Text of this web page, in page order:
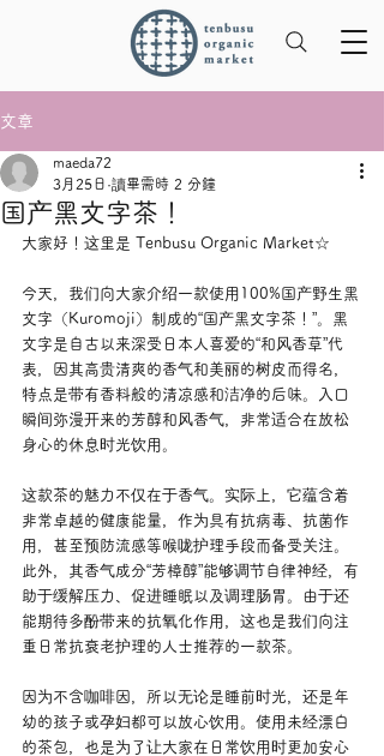
文章
国产黑文字茶！
maeda72
3月25日 讀畢需時 2 分鐘
大家好！这里是 Tenbusu Organic Market☆
今天，我们向大家介绍一款使用100%国产野生黑
文字（Kuromoji）制成的“国产黑文字茶！”。黑
文字是自古以来深受日本人喜爱的“和风香草”代
表，因其高贵清爽的香气和美丽的树皮而得名，
特点是带有香料般的清凉感和洁净的后味。入口
瞬间弥漫开来的芳醇和风香气，非常适合在放松
身心的休息时光饮用。
这款茶的魅力不仅在于香气。实际上，它蕴含着
非常卓越的健康能量，作为具有抗病毒、抗菌作
用，甚至预防流感等喉咙护理手段而备受关注。
此外，其香气成分“芳樟醇”能够调节自律神经，有
助于缓解压力、促进睡眠以及调理肠胃。由于还
能期待多酚带来的抗氧化作用，这也是我们向注
重日常抗衰老护理的人士推荐的一款茶。
因为不含咖啡因，所以无论是睡前时光，还是年
幼的孩子或孕妇都可以放心饮用。使用未经漂白
的茶包，也是为了让大家在日常饮用时更加安心